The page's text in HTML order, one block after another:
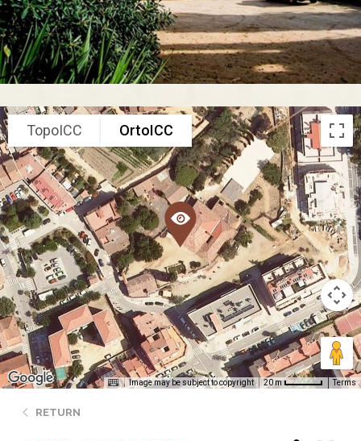
TopoICC OrtoICC
Image may be subject to copyright 20 m Terms
RETURN